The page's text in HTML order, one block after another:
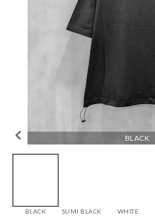
#MARGAUX VINTAGE
#イチパーセント
絞り込んで検索
CHECKED ITEM
DRAW CORD T-
BLACK
BLACK SUMI BLACK WHITE